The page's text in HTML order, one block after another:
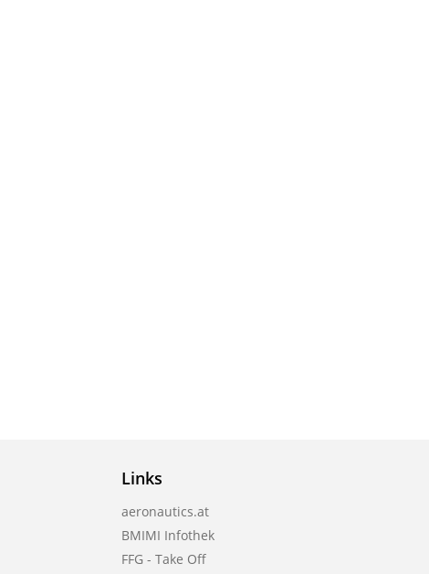
Links
aeronautics.at
BMIMI Infothek
FFG - Take Off